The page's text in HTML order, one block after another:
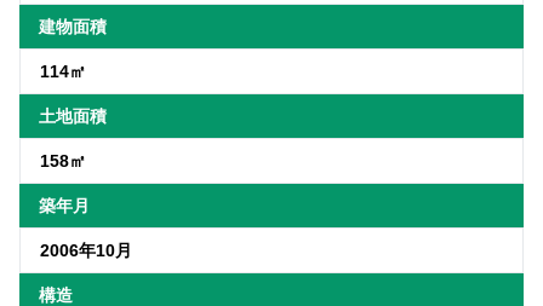
建物面積
114㎡
土地面積
158㎡
築年月
2006年10月
構造